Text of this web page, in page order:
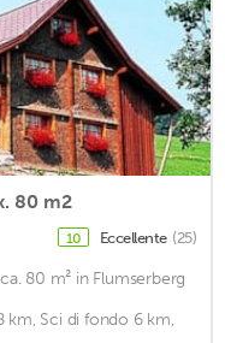
80 m2
10 Eccellente (25)
80 m² in Flumserberg
km, Sci di fondo 6 km,